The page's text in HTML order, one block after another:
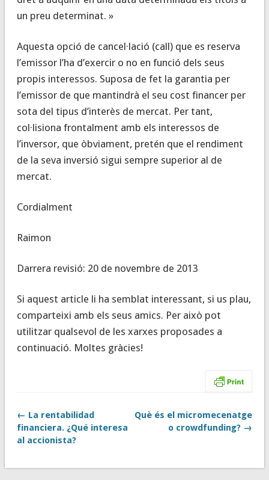
un preu determinat. »
Aquesta opció de cancel·lació (call) que es reserva
l’emissor l’ha d’exercir o no en funció dels seus
propis interessos. Suposa de fet la garantia per
l’emissor de que mantindrà el seu cost financer per
sota del tipus d’interès de mercat. Per tant,
col·lisiona frontalment amb els interessos de
l’inversor, que òbviament, pretén que el rendiment
de la seva inversió sigui sempre superior al de
mercat.
Cordialment
Raimon
Darrera revisió: 20 de novembre de 2013
Si aquest article li ha semblat interessant, si us plau,
comparteixi amb els seus amics. Per això pot
utilitzar qualsevol de les xarxes proposades a
continuació. Moltes gràcies!
← La rentabilidad
financiera. ¿Qué interesa
al accionista?
Què és el micromecenatge
o crowdfunding? →